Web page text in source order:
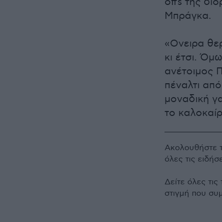
Μπράγκα.
«Ονειρα
κι έτσι.
ανέτοιμος
πέναλτι
μοναδική
το
Ακολουθήστε
όλες τις
Δείτε όλες τις
στιγμή που